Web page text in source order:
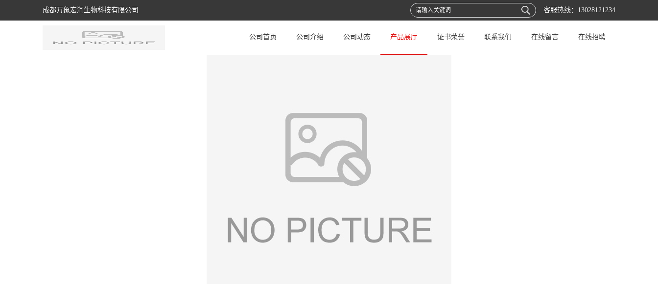
成都万象宏润生物科技有限公司 客服热线： 13028121234
公司首页 公司介绍 公司动态 产品展厅 证书荣誉 联系我们 在线留言 在线招聘